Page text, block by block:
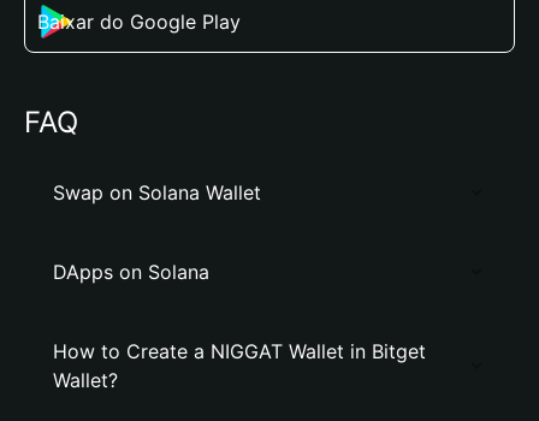
Baixar do Google Play
FAQ
Swap on Solana Wallet
DApps on Solana
How to Create a NIGGAT Wallet in Bitget
Wallet?